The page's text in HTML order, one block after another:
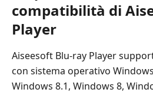
compatibilità di
Player
Aiseesoft Blu-ray Player
con sistema operativo
Windows 8.1, Windows 8,